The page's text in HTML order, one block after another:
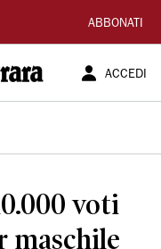
ABBONATI
ACCEDI
voti
maschile